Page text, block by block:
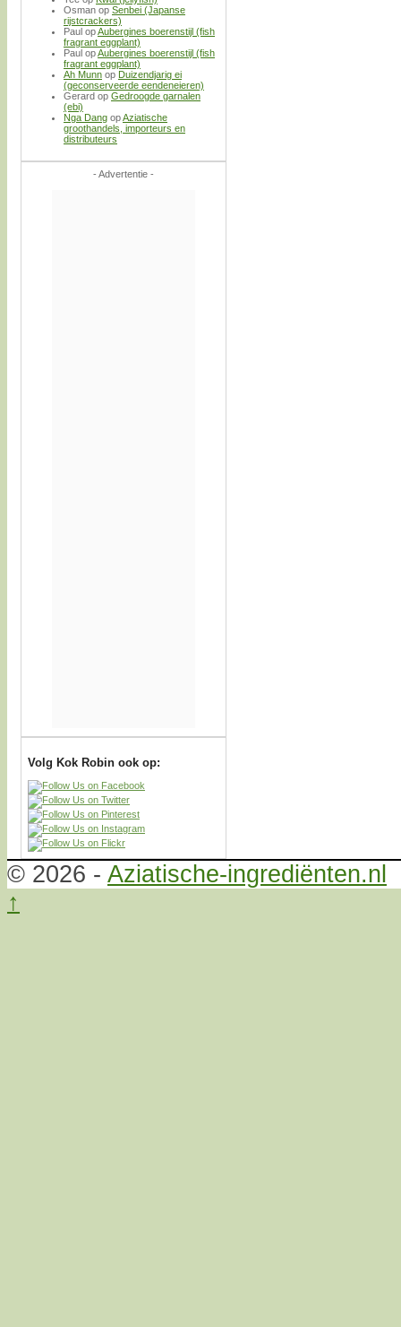
Osman op Senbei (Japanse
rijstcrackers)
Paul opAubergines boerenstijl (fish
fragrant eggplant)
Paul opAubergines boerenstijl (fish
fragrant eggplant)
Ah Munn op Duizendjarig ei
(geconserveerde eendeneieren)
Gerard op Gedroogde garnalen
(ebi)
Nga Dang opAziatische
groothandels, importeurs en
distributeurs
- Advertentie -
Volg Kok Robin ook op:
© 2026 - Aziatische-ingrediënten.nl
↑